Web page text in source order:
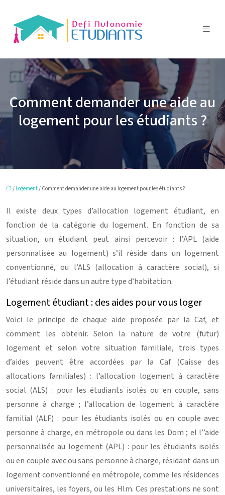
Comment demander une aide au
logement pour les étudiants ?
/ Logement/ Comment demander une aide au logement pour les étudiants ?
Il existe deux types d’allocation logement étudiant, en
fonction de la catégorie du logement. En fonction de sa
situation, un étudiant peut ainsi percevoir : l’APL (aide
personnalisée au logement) s’il réside dans un logement
conventionné, ou l’ALS (allocation à caractère social), si
l’étudiant réside dans un autre type d’habitation.
Logement étudiant : des aides pour vous loger
Voici le principe de chaque aide proposée par la Caf, et
comment les obtenir. Selon la nature de votre (futur)
logement et selon votre situation familiale, trois types
d’aides peuvent être accordées par la Caf (Caisse des
allocations familiales) : l’allocation logement à caractère
social (ALS) : pour les étudiants isolés ou en couple, sans
personne à charge ; l’allocation de logement à caractère
familial (ALF) : pour les étudiants isolés ou en couple avec
personne à charge, en métropole ou dans les Dom ; el l’’aide
personnalisée au logement (APL) : pour les étudiants isolés
ou en couple avec ou sans personne à charge, résidant dans un
logement conventionné en métropole, comme les résidences
universitaires, les foyers, ou les Hlm. Ces prestations ne sont